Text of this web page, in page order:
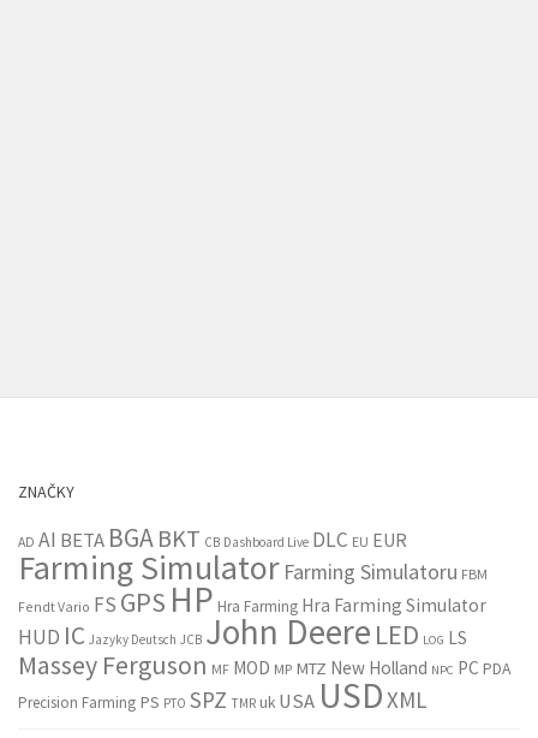
ZNAČKY
AD AI BETA BGABKT CB Dashboard Live DLC EU EUR
Farming Simulator Farming Simulatoru FBM
Fendt Vario FS GPS HP Hra Farming Hra Farming Simulator
HUD IC Jazyky Deutsch JCB John Deere LED LOG LS
Massey Ferguson MF MOD MP MTZ New Holland NPC PC PDA
Precision Farming PS PTO SPZ TMR uk USA USDXML